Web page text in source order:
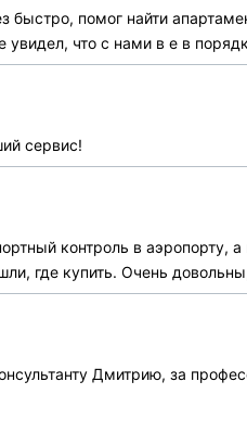
быстро, помог найти
увидел, что с нами в е в
сервис!
контроль в аэропорту,
где купить. Очень
Дмитрию, за